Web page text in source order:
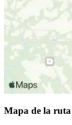
Mapa de la